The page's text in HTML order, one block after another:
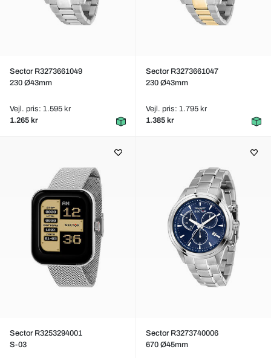
Sector R3273661049
230 Ø43mm
Vejl. pris: 1.595 kr
1.265 kr
Sector R3273661047
230 Ø43mm
Vejl. pris: 1.795 kr
1.385 kr
Sector R3253294001
S-03
Sector R3273740006
670 Ø45mm